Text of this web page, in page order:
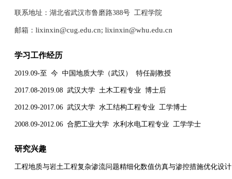
联系地址：湖北省武汉市鲁磨路388号 工程学院
邮箱： lixinxin@cug.edu.cn; lixinxin@whu.edu.cn
学习工作经历
2019.09-至 今 中国地质大学（武汉） 特任副教授
2017.08-2019.08 武汉大学 土木工程专业 博士后
2012.09-2017.06 武汉大学 水工结构工程专业 工学博士
2008.09-2012.06 合肥工业大学 水利水电工程专业 工学学士
研究兴趣
工程地质与岩土工程复杂渗流问题精细化数值仿真与渗控措施优化设计